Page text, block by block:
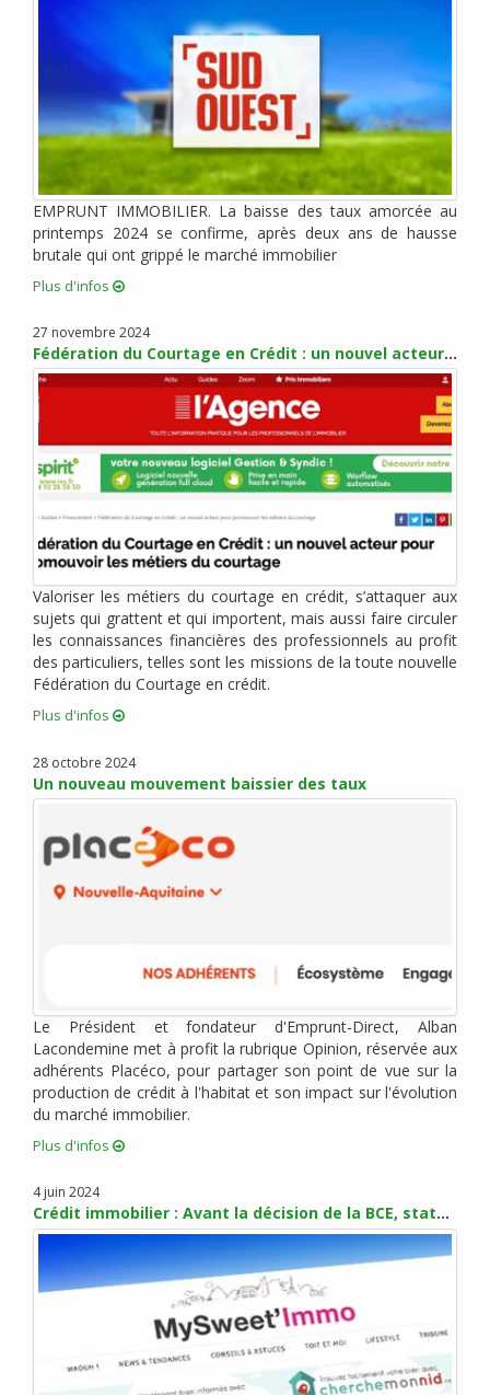
juillet 2021 (2)
juin 2021 (2)
mai 2021 (1)
avril 2021 (1)
mars 2021 (2)
février 2021 (3)
janvier 2021 (2)
décembre 2020 (5)
novembre 2020 (2)
septembre 2020 (5)
août 2020 (2)
juillet 2020 (3)
juin 2020 (6)
mai 2020 (2)
avril 2020 (6)
mars 2020 (3)
février 2020 (1)
janvier 2020 (1)
décembre 2019 (4)
novembre 2019 (2)
octobre 2019 (1)
septembre 2019 (1)
août 2019 (4)
juin 2019 (1)
mai 2019 (2)
mars 2019 (4)
février 2019 (3)
janvier 2019 (5)
juin 2018 (2)
mai 2018 (4)
avril 2018 (3)
mars 2018 (5)
février 2018 (3)
décembre 2017 (1)
novembre 2017 (5)
octobre 2017 (4)
septembre 2017 (6)
juin 2017 (4)
EMPRUNT IMMOBILIER. La baisse des taux amorcée au
printemps 2024 se confirme, après deux ans de hausse
brutale qui ont grippé le marché immobilier
Plus d'infos
27 novembre 2024
Fédération du Courtage en Crédit : un nouvel acteur pour promouvoir les métiers du courtage
Valoriser les métiers du courtage en crédit, s’attaquer aux
sujets qui grattent et qui importent, mais aussi faire circuler
les connaissances financières des professionnels au profit
des particuliers, telles sont les missions de la toute nouvelle
Fédération du Courtage en crédit.
Plus d'infos
28 octobre 2024
Un nouveau mouvement baissier des taux
Le Président et fondateur d'Emprunt-Direct, Alban
Lacondemine met à profit la rubrique Opinion, réservée aux
adhérents Placéco, pour partager son point de vue sur la
production de crédit à l'habitat et son impact sur l'évolution
du marché immobilier.
Plus d'infos
4 juin 2024
Crédit immobilier : Avant la décision de la BCE, statu quo sur les taux en juin